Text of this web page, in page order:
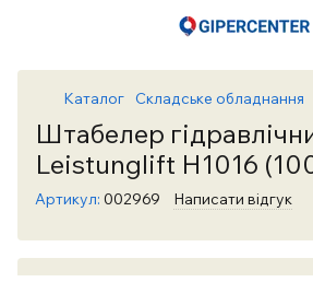
Каталог Складське обладнання
Штабелер
Leistunglift H1016
Артикул: 002969 Написати відгук